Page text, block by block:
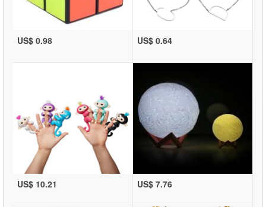
US$ 0.98 US$ 0.64
US$ 10.21 US$ 7.76